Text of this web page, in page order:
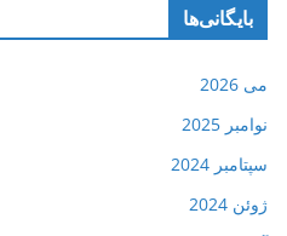
بایگانی‌ها
می 2026
نوامبر 2025
سپتامبر 2024
ژوئن 2024